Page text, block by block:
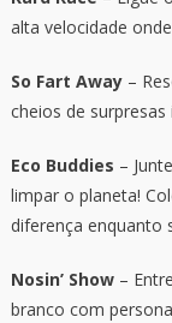
alta velocidade
So Fart Away–
cheios de
Eco Buddies –
limpar o planeta!
diferença enquanto
Nosin’ Show–
branco com